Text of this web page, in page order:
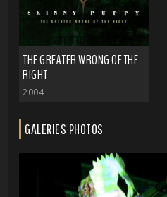
THE GREATER WRONG OF THE
RIGHT
2004
GALERIES PHOTOS